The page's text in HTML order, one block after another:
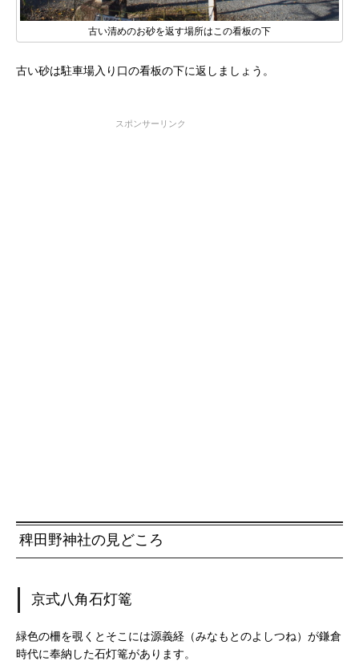
古い清めのお砂を返す場所はこの看板の下
古い砂は駐車場入り口の看板の下に返しましょう。
スポンサーリンク
稗田野神社の見どころ
京式八角石灯篭
緑色の柵を覗くとそこには源義経（みなもとのよしつね）が鎌倉
時代に奉納した石灯篭があります。